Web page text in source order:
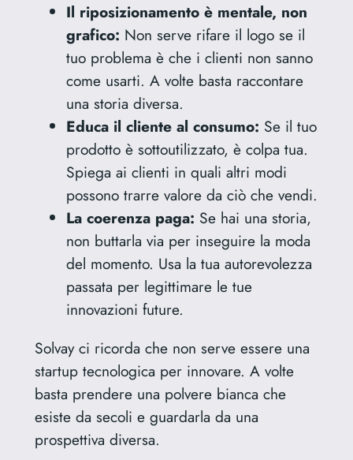
Il riposizionamento è mentale, non
grafico: Non serve rifare il logo se il
tuo problema è che i clienti non sanno
come usarti. A volte basta raccontare
una storia diversa.
Educa il cliente al consumo: Se il tuo
prodotto è sottoutilizzato, è colpa tua.
Spiega ai clienti in quali altri modi
possono trarre valore da ciò che vendi.
La coerenza paga: Se hai una storia,
non buttarla via per inseguire la moda
del momento. Usa la tua autorevolezza
passata per legittimare le tue
innovazioni future.
Solvay ci ricorda che non serve essere una
startup tecnologica per innovare. A volte
basta prendere una polvere bianca che
esiste da secoli e guardarla da una
prospettiva diversa.